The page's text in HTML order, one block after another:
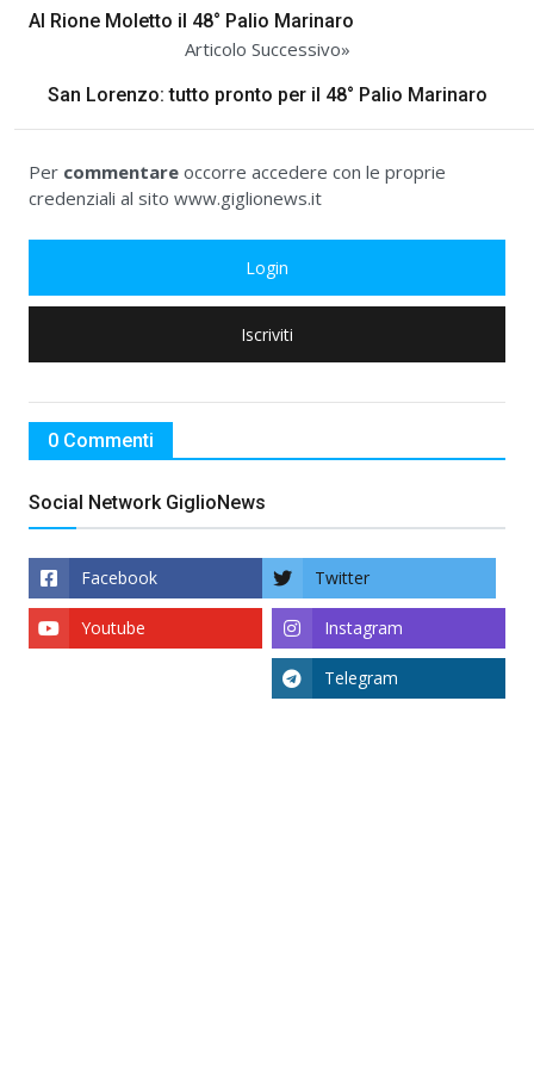
Al Rione Moletto il 48° Palio Marinaro
Articolo Successivo»
San Lorenzo: tutto pronto per il 48° Palio Marinaro
Per commentare occorre accedere con le proprie
credenziali al sito www.giglionews.it
Login
Iscriviti
0 Commenti
Social Network GiglioNews
Facebook Twitter
Instagram
Youtube
Telegram